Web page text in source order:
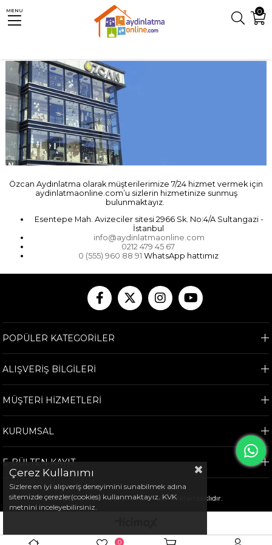
0
MENU
Özcan Aydınlatma olarak müşterilerimize 7/24 hizmet vermek için
aydinlatmaonline.com’u sizlerin hizmetinize sunmuş
bulunmaktayız.
Esentepe Mah. Avizeciler sitesi 2966 Sk. No:4/A Sultangazi -
İstanbul
info@aydinlatmaonline.com
0212 479 45 67
0 (555) 960 88 91 WhatsApp hattımız
POPÜLER KATEGORİLER
ALIŞVERİŞ BİLGİLERİ
MÜŞTERİ HİZMETLERİ
KURUMSAL
E-BÜLTEN KAYIT
© 2025 Özcan Aydınlatma - Tüm hakları saklıdır.
Çerez Kullanımı
Sizlere en iyi alışveriş deneyimini sunabilmek adına
sitemizde çerezler(cookies) kullanmaktayız. KVK
metnini inceleyebilirsiniz.
0